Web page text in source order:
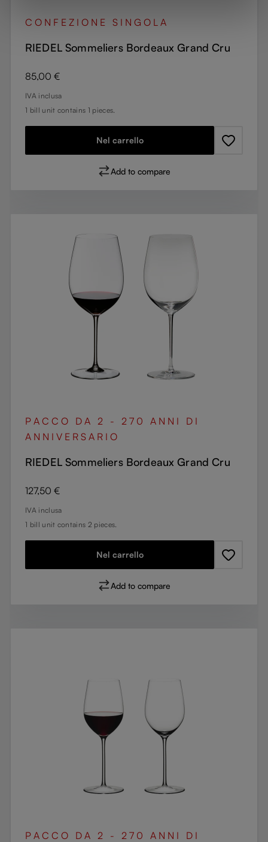
CONFEZIONE SINGOLA
RIEDEL Sommeliers Bordeaux Grand Cru
Prezzo normale:
85,00 €
IVA inclusa
1 bill unit contains 1 pieces.
Nel carrello
Add to compare
PACCO DA 2 - 270 ANNI DI
ANNIVERSARIO
RIEDEL Sommeliers Bordeaux Grand Cru
Prezzo normale:
127,50 €
IVA inclusa
1 bill unit contains 2 pieces.
Nel carrello
Add to compare
PACCO DA 2 - 270 ANNI DI